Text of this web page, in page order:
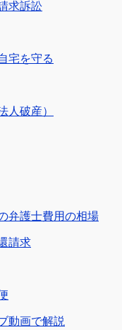
求訴訟
宅を守る
人破産）
弁護士費用の相場
請求
動画で解説